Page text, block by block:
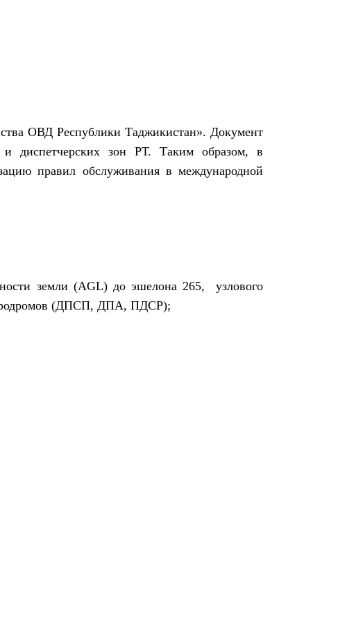
ОВД Республики Таджикистан». Документ
и диспетчерских зон РТ. Таким образом, в
правил обслуживания в международной
земли (AGL) до эшелона 265, узлового
(ДПСП, ДПА, ПДСР);